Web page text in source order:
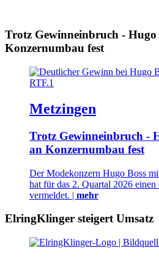
Trotz Gewinneinbruch - Hugo
Konzernumbau fest
Metzingen
Trotz Gewinneinbruch -
an Konzernumbau fest
Der Modekonzern Hugo Boss
hat für das 2. Quartal 2026
vermeldet. | mehr
ElringKlinger steigert Umsatz